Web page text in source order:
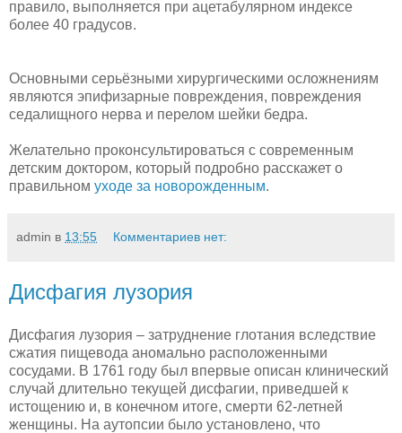
правило, выполняется при ацетабулярном индексе
более 40 градусов.
Основными серьёзными хирургическими осложнениям
являются эпифизарные повреждения, повреждения
седалищного нерва и перелом шейки бедра.
Желательно проконсультироваться с современным
детским доктором, который подробно расскажет о
правильном уходе за новорожденным.
admin в 13:55 Комментариев нет:
Дисфагия лузория
Дисфагия лузория – затруднение глотания вследствие
сжатия пищевода аномально расположенными
сосудами. В 1761 году был впервые описан клинический
случай длительно текущей дисфагии, приведшей к
истощению и, в конечном итоге, смерти 62-летней
женщины. На аутопсии было установлено, что